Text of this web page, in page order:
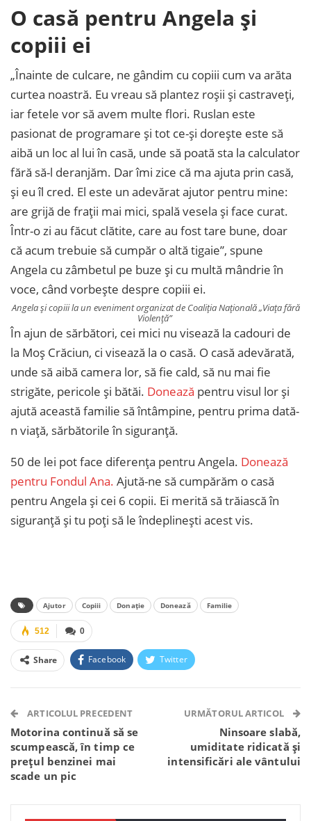
O casă pentru Angela și
copiii ei
„Înainte de culcare, ne gândim cu copiii cum va arăta
curtea noastră. Eu vreau să plantez roșii și castraveți,
iar fetele vor să avem multe flori. Ruslan este
pasionat de programare și tot ce-și dorește este să
aibă un loc al lui în casă, unde să poată sta la calculator
fără să-l deranjăm. Dar îmi zice că ma ajuta prin casă,
și eu îl cred. El este un adevărat ajutor pentru mine:
are grijă de frații mai mici, spală vesela și face curat.
Într-o zi au făcut clătite, care au fost tare bune, doar
că acum trebuie să cumpăr o altă tigaie”, spune
Angela cu zâmbetul pe buze și cu multă mândrie în
voce, când vorbește despre copiii ei.
Angela și copiii la un eveniment organizat de Coaliția Națională „Viața fără
Violență”
În ajun de sărbători, cei mici nu visează la cadouri de
la Moș Crăciun, ci visează la o casă. O casă adevărată,
unde să aibă camera lor, să fie cald, să nu mai fie
strigăte, pericole și bătăi. Donează pentru visul lor și
ajută această familie să întâmpine, pentru prima dată-
n viață, sărbătorile în siguranță.
50 de lei pot face diferența pentru Angela. Donează
pentru Fondul Ana. Ajută-ne să cumpărăm o casă
pentru Angela și cei 6 copii. Ei merită să trăiască în
siguranță și tu poți să le îndeplinești acest vis.
Ajutor Copiii Donație Donează Familie
0
512
Share Facebook Twitter
Telegram WhatsApp Viber
ARTICOLUL PRECEDENT
Motorina continuă să se
scumpească, în timp ce
prețul benzinei mai
scade un pic
URMĂTORUL ARTICOL
Ninsoare slabă,
umiditate ridicată și
intensificări ale vântului